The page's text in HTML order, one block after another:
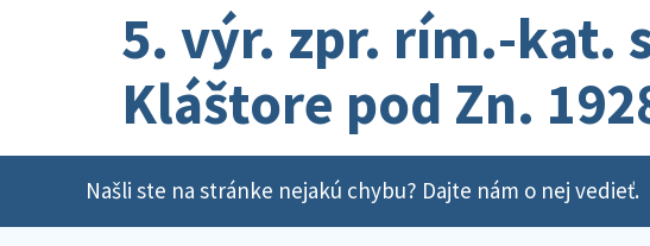
5. výr. zpr. rím.-kat.
Kláštore pod Zn.
Našli ste na stránke nejakú chybu? Dajte nám o nej vedieť.